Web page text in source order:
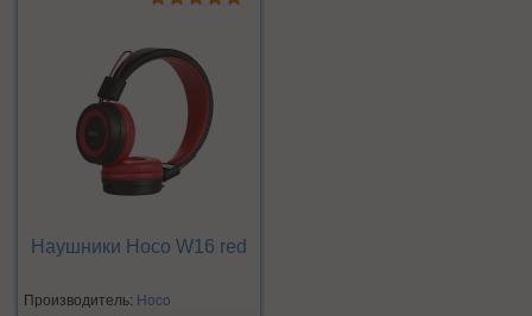
Наушники Hoco W16 red
Производитель: Hoco